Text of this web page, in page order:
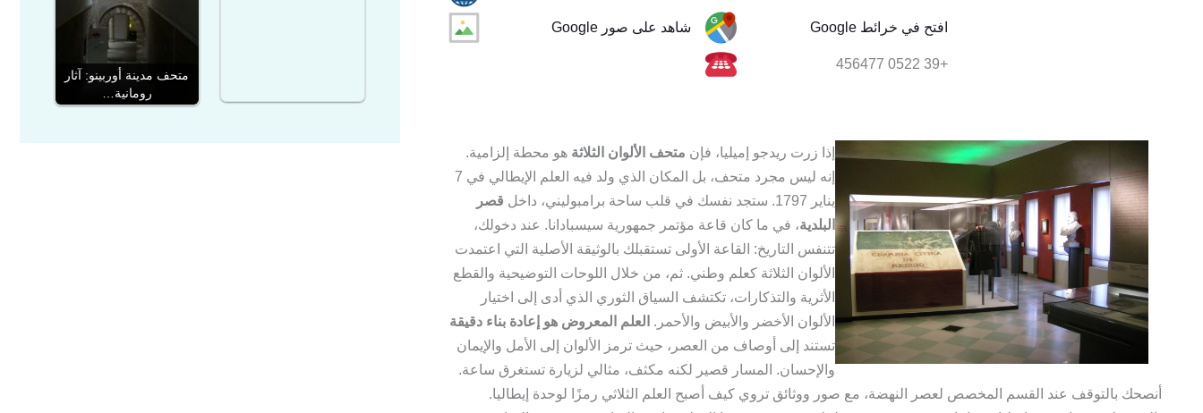
افتح في خرائط Google شاهد على صور Google
+39 0522 456477
إذا زرت ريدجو إميليا، فإن متحف الألوان الثلاثة هو محطة إلزامية.
إنه ليس مجرد متحف، بل المكان الذي ولد فيه العلم الإيطالي في 7
يناير 1797. ستجد نفسك في قلب ساحة برامبوليني، داخل
قصر
البلدية، في ما كان قاعة مؤتمر جمهورية سيسبادانا. عند دخولك،
تتنفس التاريخ: القاعة الأولى تستقبلك بالوثيقة الأصلية التي اعتمدت
الألوان الثلاثة كعلم وطني. ثم، من خلال اللوحات التوضيحية والقطع
الأثرية والتذكارات، تكتشف السياق الثوري الذي أدى إلى اختيار
الألوان الأخضر والأبيض والأحمر. العلم المعروض هو إعادة بناء دقيقة
تستند إلى أوصاف من العصر، حيث ترمز الألوان إلى الأمل والإيمان
والإحسان. المسار قصير لكنه مكثف، مثالي لزيارة تستغرق ساعة.
أنصحك بالتوقف عند القسم المخصص لعصر النهضة، مع صور ووثائق تروي كيف أصبح العلم الثلاثي رمزًا لوحدة إيطاليا.
متحف مدينة أوربينو: آثار
رومانية…